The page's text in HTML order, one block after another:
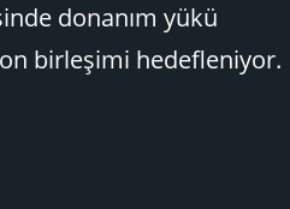
donanım yükü
birleşimi hedefleniyor.